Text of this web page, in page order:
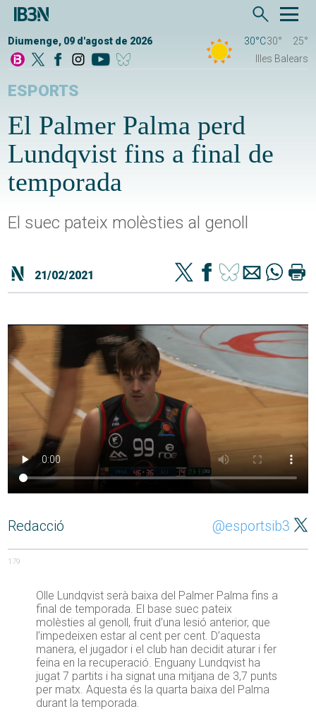
Diumenge, 09 d'agost de 2026 30°C30°
25°
Illes Balears
ESPORTS
El Palmer Palma perd
Lundqvist fins a final de
temporada
El suec pateix molèsties al genoll
21/02/2021
Redacció @esportsib3
179
Olle Lundqvist serà baixa del Palmer Palma fins a
final de temporada. El base suec pateix
molèsties al genoll, fruit d’una lesió anterior, que
l’impedeixen estar al cent per cent. D’aquesta
manera, el jugador i el club han decidit aturar i fer
feina en la recuperació. Enguany Lundqvist ha
jugat 7 partits i ha signat una mitjana de 3,7 punts
per matx. Aquesta és la quarta baixa del Palma
durant la temporada.